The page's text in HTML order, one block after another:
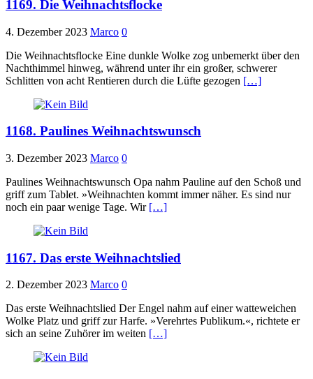
1169. Die Weihnachtsflocke
4. Dezember 2023 Marco 0
Die Weihnachtsflocke Eine dunkle Wolke zog unbemerkt über den
Nachthimmel hinweg, während unter ihr ein großer, schwerer
Schlitten von acht Rentieren durch die Lüfte gezogen […]
1168. Paulines Weihnachtswunsch
3. Dezember 2023 Marco 0
Paulines Weihnachtswunsch Opa nahm Pauline auf den Schoß und
griff zum Tablet. »Weihnachten kommt immer näher. Es sind nur
noch ein paar wenige Tage. Wir […]
1167. Das erste Weihnachtslied
2. Dezember 2023 Marco 0
Das erste Weihnachtslied Der Engel nahm auf einer watteweichen
Wolke Platz und griff zur Harfe. »Verehrtes Publikum.«, richtete er
sich an seine Zuhörer im weiten […]